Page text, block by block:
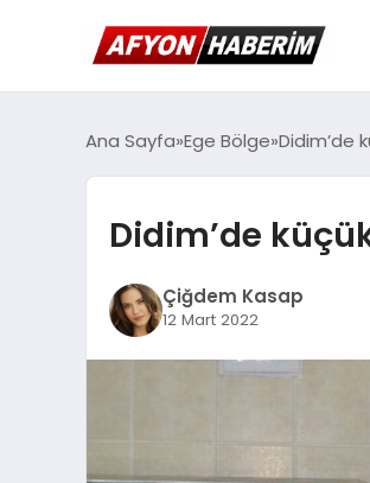
Ana Sayfa Ege Bölge Didim’de
Didim’de
Çiğdem Kasap
12 Mart 2022